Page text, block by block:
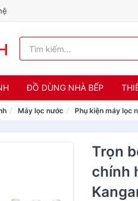
ĐỒ DÙNG NHÀ BẾP
Máy lọc nước Phụ kiện máy lọc
Trọn
chính